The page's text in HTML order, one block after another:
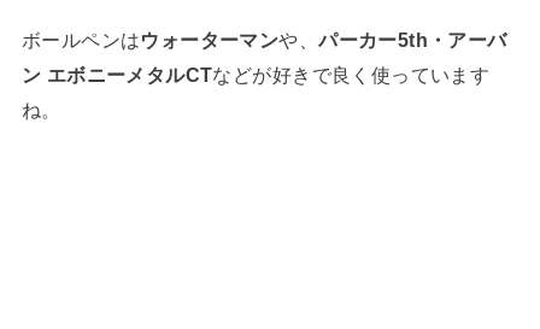
ボールペンはウォーターマンや、 パーカー5th・アーバ
ン エボニーメタルCTなどが好きで良く使っています
ね。